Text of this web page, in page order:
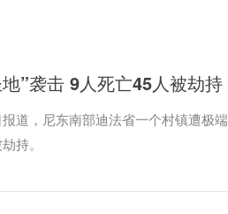
”袭击 9人死亡45人被劫持
道，尼东南部迪法省一个村镇遭极
持。